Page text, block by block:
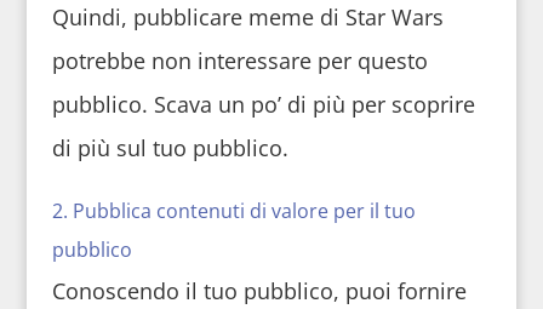
Quindi, pubblicare meme di Star Wars
potrebbe non interessare per questo
pubblico. Scava un po’ di più per scoprire
di più sul tuo pubblico.
2. Pubblica contenuti di valore per il tuo
pubblico
Conoscendo il tuo pubblico, puoi fornire